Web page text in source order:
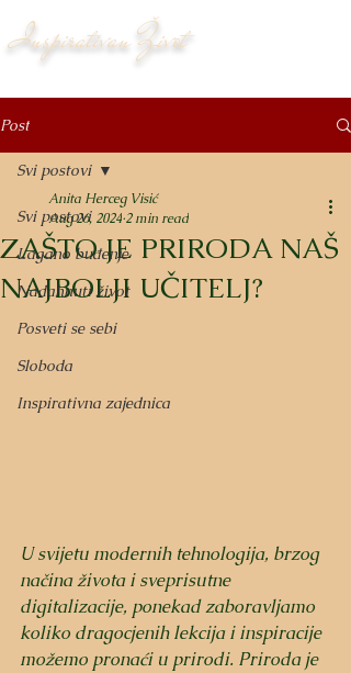
Inspirativan Život
Post
Svi postovi
Lagano buđenje
Nadahnuti život
Posveti se sebi
Sloboda
Inspirativna zajednica
Svi postovi
ZAŠTO JE PRIRODA NAŠ
NAJBOLJI UČITELJ?
Anita Herceg Visić
Aug 26, 2024 2 min read
U svijetu modernih tehnologija, brzog
načina života i sveprisutne
digitalizacije, ponekad zaboravljamo
koliko dragocjenih lekcija i inspiracije
možemo pronaći u prirodi. Priroda je